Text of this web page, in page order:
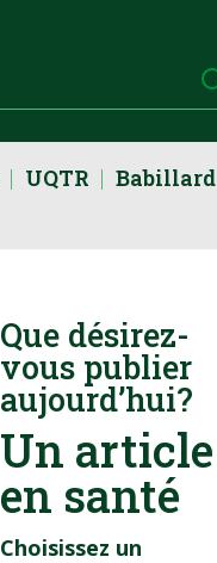
UQTR
Babillard
Que désirez-
vous publier
aujourd’hui?
Un article
en santé
Choisissez un